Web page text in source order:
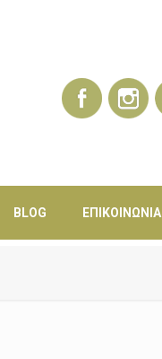
BLOG ΕΠΙΚΟΙΝΩΝΊΑ